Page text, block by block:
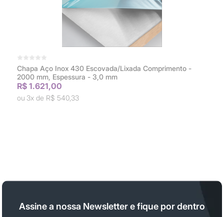
Chapa Aço Inox 430 Escovada/Lixada Comprimento -
2000 mm, Espessura - 3,0 mm
R$ 1.621,00
3x de R$ 540,33
Assine a nossa Newsletter e fique por dentro